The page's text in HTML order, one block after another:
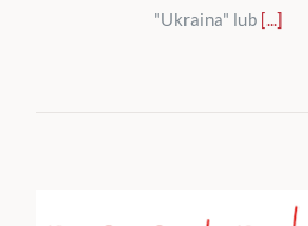
"Ukraina" lub [...]